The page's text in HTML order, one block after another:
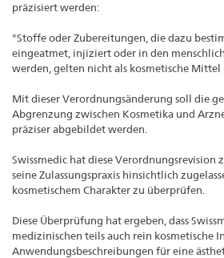
präzisiert werden:
"Stoffe oder Zubereitungen, die dazu
eingeatmet, injiziert oder in den
werden, gelten nicht als kosmetische Mittel
Mit dieser Verordnungsänderung soll die
Abgrenzung zwischen Kosmetika und
präziser abgebildet werden.
Swissmedic hat diese Verordnungsrevision
seine Zulassungspraxis hinsichtlich
kosmetischem Charakter zu überprüfen.
Diese Überprüfung hat ergeben, dass
medizinischen teils auch rein kosmetische
Anwendungsbeschreibungen für eine